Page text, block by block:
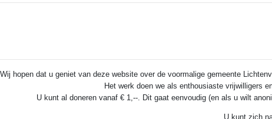
Wij hopen dat u geniet van deze website over de voormalige gemeente
Het werk doen we als enthousiaste vrijwilligers
U kunt al doneren vanaf € 1,--. Dit gaat eenvoudig (en als u wilt
U kunt zich